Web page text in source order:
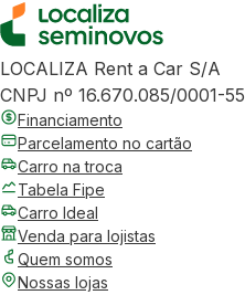
LOCALIZA Rent a Car S/A
CNPJ nº 16.670.085/0001-55
Financiamento
Parcelamento no cartão
Carro na troca
Tabela Fipe
Carro Ideal
Venda para lojistas
Quem somos
Nossas lojas